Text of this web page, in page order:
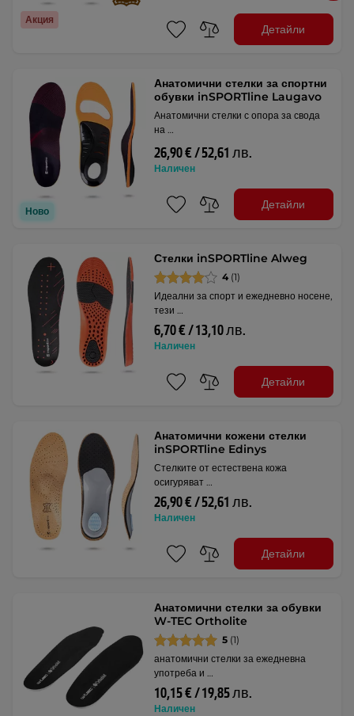
Акция
Детайли
Ново
Анатомични стелки за спортни
обувки inSPORTline Laugavo
Анатомични стелки с опора за свода
на …
26,90 € / 52,61 лв.
Наличен
Детайли
Стелки inSPORTline Alweg
4 (1)
Идеални за спорт и ежедневно носене,
тези …
6,70 € / 13,10 лв.
Наличен
Детайли
Анатомични кожени стелки
inSPORTline Edinys
Стелките от естествена кожа
осигуряват …
26,90 € / 52,61 лв.
Наличен
Детайли
Анатомични стелки за обувки
W-TEC Ortholite
5 (1)
анатомични стелки за ежедневна
употреба и …
10,15 € / 19,85 лв.
Наличен